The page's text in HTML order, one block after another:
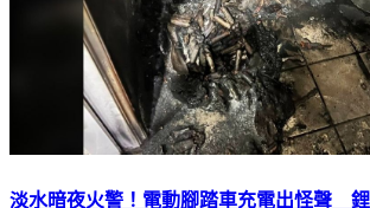
淡水暗夜火警！電動腳踏車充電出怪聲